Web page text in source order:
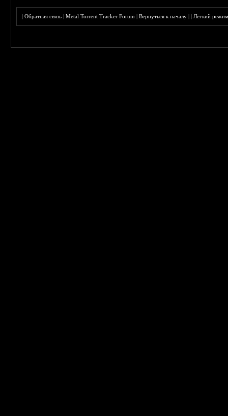
|Обратная связь |Metal Torrent Tracker Forum |Вернуться к началу ||Лёгкий